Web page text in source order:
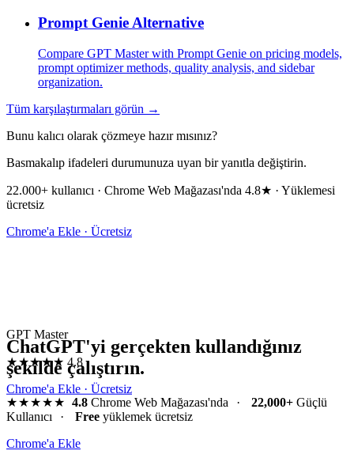
Prompt Genie Alternative
Compare GPT Master with Prompt Genie on pricing models,
prompt optimizer methods, quality analysis, and sidebar
organization.
Tüm karşılaştırmaları görün →
Bunu kalıcı olarak çözmeye hazır mısınız?
Basmakalıp ifadeleri durumunuza uyan bir yanıtla değiştirin.
22.000+ kullanıcı · Chrome Web Mağazası'nda 4.8★ · Yüklemesi
ücretsiz
Chrome'a Ekle · Ücretsiz
GPT Master
★★★★★ 4.8
Chrome'a Ekle · Ücretsiz
ChatGPT'yi gerçekten kullandığınız
şekilde çalıştırın.
★★★★★ 4.8Chrome Web Mağazası'nda · 22,000+Güçlü
Kullanıcı
· Free yüklemek ücretsiz
Chrome'a Ekle